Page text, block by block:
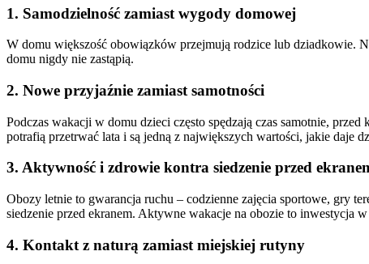
1. Samodzielność zamiast wygody domowej
W domu większość obowiązków przejmują rodzice lub dziadkowie.
domu nigdy nie zastąpią.
2. Nowe przyjaźnie zamiast samotności
Podczas wakacji w domu dzieci często spędzają czas samotnie,
potrafią przetrwać lata i są jedną z największych wartości, jakie daje
3. Aktywność i zdrowie kontra siedzenie przed
Obozy letnie to gwarancja ruchu – codzienne zajęcia sportowe, gry
siedzenie przed ekranem. Aktywne wakacje na obozie to inwestycja
4. Kontakt z naturą zamiast miejskiej rutyny